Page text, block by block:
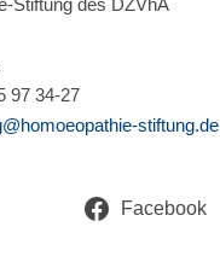
Stiftung des DZVhÄ
97 34-27
stiftung.de
Facebook